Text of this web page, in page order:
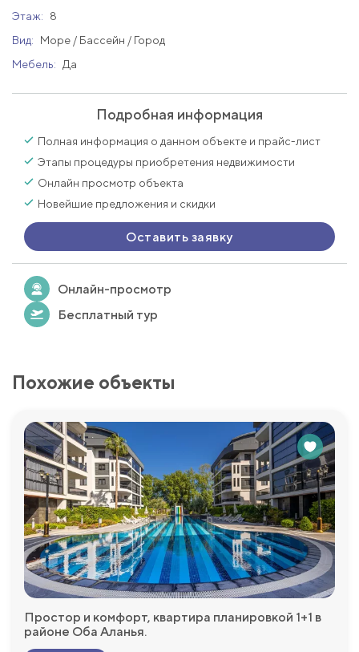
Этаж:
8
Вид:
Море / Бассейн / Город
Мебель:
Да
Подробная информация
Полная информация о данном объекте и прайс-лист
Этапы процедуры приобретения недвижимости
Онлайн просмотр объекта
Новейшие предложения и скидки
Оставить заявку
Онлайн-просмотр
Бесплатный тур
Похожие объекты
Простор и комфорт, квартира планировкой 1+1 в
районе Оба Аланья.